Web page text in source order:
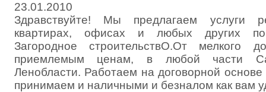
23.01.2010
Здравствуйте! Мы предлагаем услуги
квартирах, офисах и любых других
Загородное строительствО.От мелкого
приемлемым ценам, в любой части
Ленобласти. Работаем на договорной
принимаем и наличными и безналом как вам